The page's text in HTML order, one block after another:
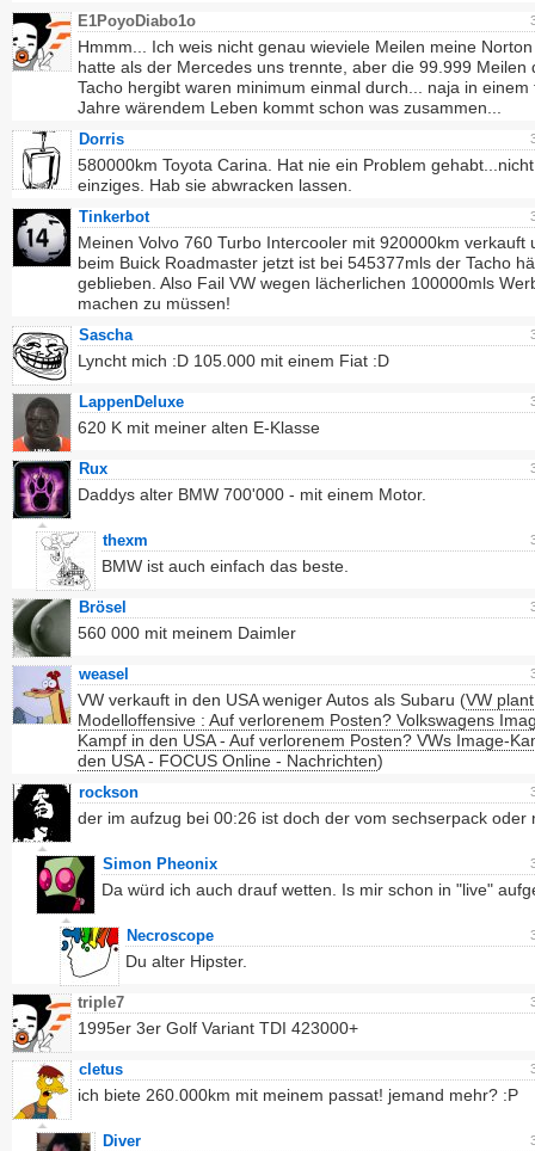
E1PoyoDiabo1o
Hmmm... Ich weis nicht genau wieviele Meilen meine
hatte als der Mercedes uns trennte, aber die 99.999 Meilen
Tacho hergibt waren minimum einmal durch... naja in einem
Jahre wärendem Leben kommt schon was zusammen...
Dorris
580000km Toyota Carina. Hat nie ein Problem
einziges. Hab sie abwracken lassen.
Tinkerbot
Meinen Volvo 760 Turbo Intercooler mit 920000km verkauft
beim Buick Roadmaster jetzt ist bei 545377mls der Tacho
geblieben. Also Fail VW wegen lächerlichen 100000mls
machen zu müssen!
Sascha
Lyncht mich :D 105.000 mit einem Fiat :D
LappenDeluxe
620 K mit meiner alten E-Klasse
Rux
Daddys alter BMW 700'000 - mit einem Motor.
thexm
BMW ist auch einfach das beste.
Brösel
560 000 mit meinem Daimler
weasel
VW verkauft in den USA weniger Autos als Subaru (VW plant
Modelloffensive : Auf verlorenem Posten? Volkswagens
Kampf in den USA - Auf verlorenem Posten? VWs Image-
den USA - FOCUS Online - Nachrichten)
rockson
der im aufzug bei 00:26 ist doch der vom sechserpack oder
Simon Pheonix
Da würd ich auch drauf wetten. Is mir schon in "live"
Necroscope
Du alter Hipster.
triple7
1995er 3er Golf Variant TDI 423000+
cletus
ich biete 260.000km mit meinem passat! jemand mehr? :P
Diver